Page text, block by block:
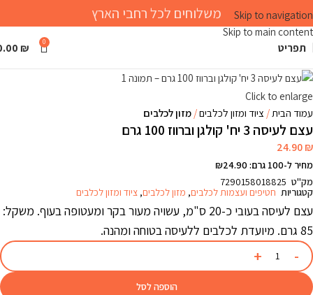
Skip to navigation
Skip to main content
משלוחים לכל רחבי הארץ
תפריט 0
₪
Click to enlarge
עמוד הבית
ציוד ומזון לכלבים מזון לכלבים
עצם לעיסה 3 יח' קולגן וברווז 100 גרם
24.90₪
מחיר ל-100 גרם: ₪24.90
מק"ט 7290158018825
קטגוריות חטיפים ועצמות לכלבים, מזון לכלבים, ציוד ומזון לכלבים
עצם לעיסה בעובי כ-20 ס"מ, עשויה מעור בקר ומעטופה בעוף. משקל:
85 גרם. מיועדת לכלבים ללעיסה בטוחה ומהנה.
הוספה לסל